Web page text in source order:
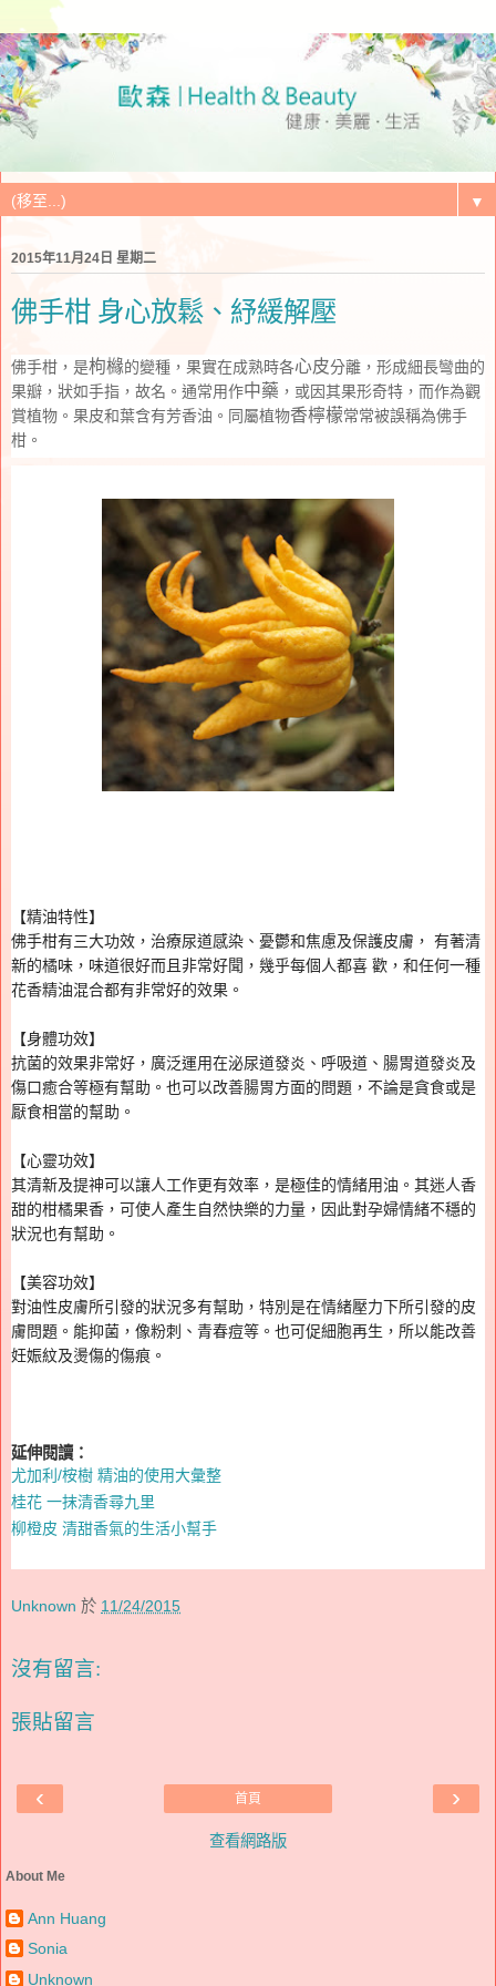
▼
2015年11月24日 星期二
佛手柑 身心放鬆、紓緩解壓
佛手柑 ，是枸櫞的變種，果實在成熟時各心皮分離，形成細長彎曲的
果瓣，狀如手指，故名。通常用作中藥 ，或因其果形奇特，而作為觀
賞植物。果皮和葉含有芳香油。 同屬植物香檸檬常常被誤稱為佛手
柑。
【精油特性】
佛手柑有三大功效，治療尿道感染、憂鬱和焦慮及保護皮膚 ， 有著清
新的橘味，味道很好而且非常好聞，幾乎每個人都喜 歡 ， 和任何一種
花香精油混合都有非常好的效果。
【身體功效】
抗菌的效果非常好，廣泛運用在泌尿道發炎、呼吸道、腸胃道發炎及
傷口癒合等極有幫助。也可以改善腸胃方面的問題， 不論是貪食或是
厭食相當的幫助。
【心靈功效】
其清新及提神可以讓人工作更有效率， 是極佳的情緒用油。其迷人香
甜的柑橘果香，可使人產生自然快樂的力量，因此對孕婦情緒不穩的
狀況也有幫助。
【美容功效】
對油性皮膚所引發的狀況多有幫助，特別是在情緒壓力下所引 發的皮
膚問題。能抑菌，像粉刺、青春痘等。也可促細胞再生，所以能改善
妊娠紋及燙傷的傷痕。
延伸閱讀：
尤加利/桉樹 精油的使用大彙整
桂花 一抹清香尋九里
柳橙皮 清甜香氣的生活小幫手
Unknown 於 11/24/2015
沒有留言:
張貼留言
‹ ›
首頁
查看網路版
About Me
Ann Huang
Sonia
Unknown